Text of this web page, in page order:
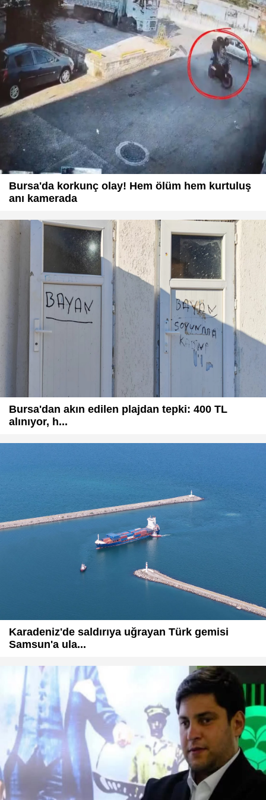
Bursa'da korkunç olay! Hem ölüm hem kurtuluş
anı kamerada
Bursa'dan akın edilen plajdan tepki: 400 TL
alınıyor, h...
Karadeniz'de saldırıya uğrayan Türk gemisi
Samsun'a ula...